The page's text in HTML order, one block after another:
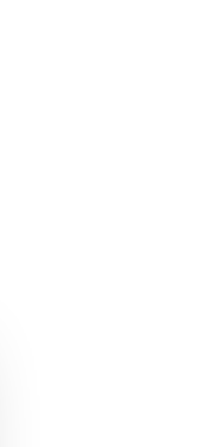
i favoriter